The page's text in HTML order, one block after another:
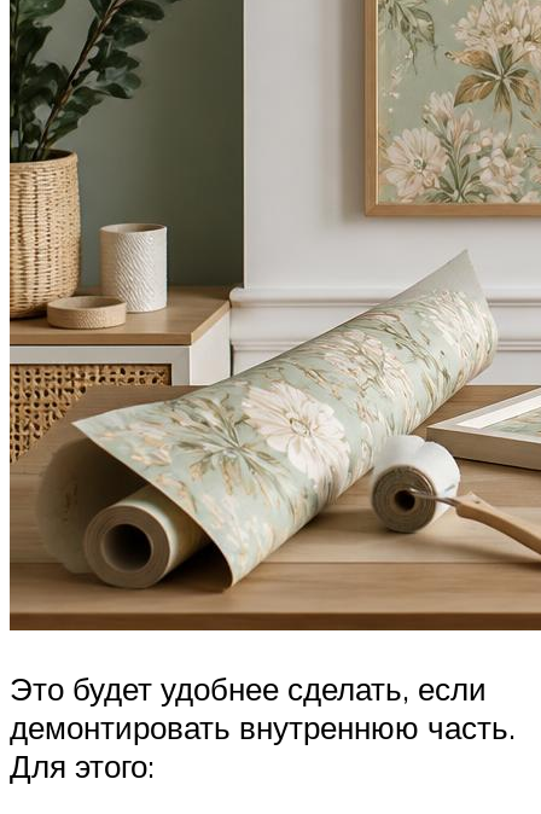
Это будет удобнее сделать, если
демонтировать внутреннюю часть.
Для этого: